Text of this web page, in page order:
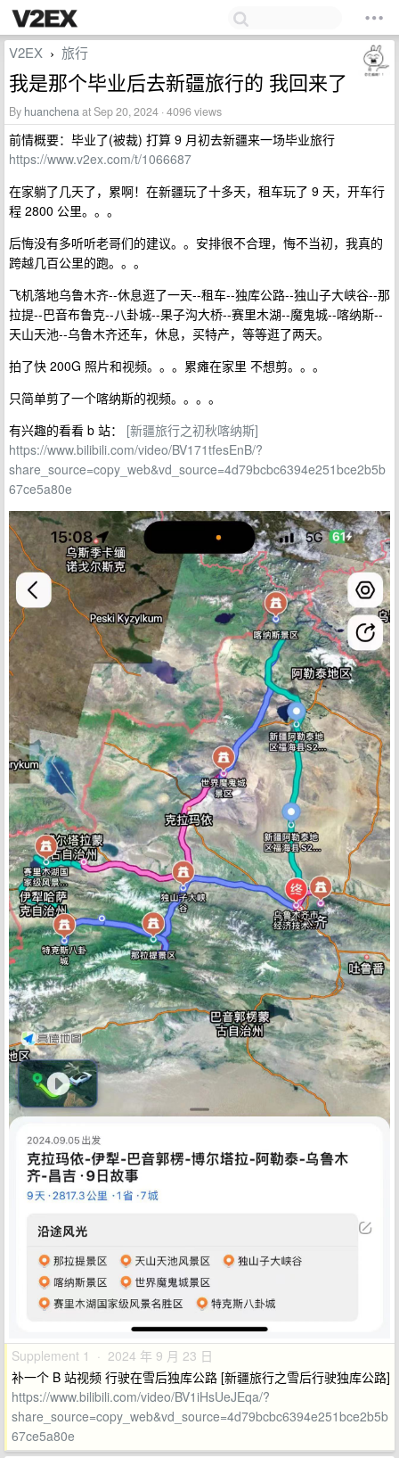
V2EX › 旅行
我是那个毕业后去新疆旅行的 我回来了
By huanchenaat Sep 20, 2024 · 4096 views
前情概要：毕业了(被裁) 打算 9 月初去新疆来一场毕业旅行
https://www.v2ex.com/t/1066687
在家躺了几天了，累啊！在新疆玩了十多天，租车玩了 9 天，开车行
程 2800 公里。。。
后悔没有多听听老哥们的建议。。安排很不合理，悔不当初，我真的
跨越几百公里的跑。。。
飞机落地乌鲁木齐--休息逛了一天--租车--独库公路--独山子大峡谷--那
拉提--巴音布鲁克--八卦城--果子沟大桥--赛里木湖--魔鬼城--喀纳斯--
天山天池--乌鲁木齐还车，休息，买特产，等等逛了两天。
拍了快 200G 照片和视频。。。累瘫在家里 不想剪。。。
只简单剪了一个喀纳斯的视频。。。。
有兴趣的看看 b 站：
[新疆旅行之初秋喀纳斯]
https://www.bilibili.com/video/BV171tfesEnB/?
share_source=copy_web&vd_source=4d79bcbc6394e251bce2b5b
67ce5a80e
Supplement 1 · 2024 年 9 月 23 日
补一个 B 站视频 行驶在雪后独库公路 [新疆旅行之雪后行驶独库公路]
https://www.bilibili.com/video/BV1iHsUeJEqa/?
share_source=copy_web&vd_source=4d79bcbc6394e251bce2b5b
67ce5a80e